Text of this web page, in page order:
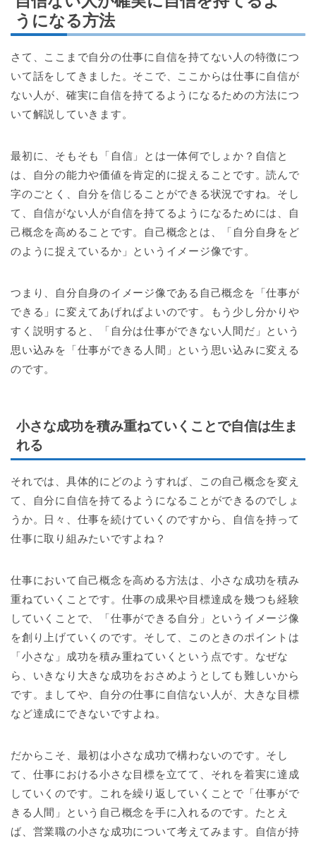
うになる方法
さて、ここまで自分の仕事に自信を持てない人の特徴につ
いて話をしてきました。そこで、ここからは仕事に自信が
ない人が、確実に自信を持てるようになるための方法につ
いて解説していきます。
最初に、そもそも「自信」とは一体何でしょか？自信と
は、自分の能力や価値を肯定的に捉えることです。読んで
字のごとく、自分を信じることができる状況ですね。そし
て、自信がない人が自信を持てるようになるためには、自
己概念を高めることです。自己概念とは、「自分自身をど
のように捉えているか」というイメージ像です。
つまり、自分自身のイメージ像である自己概念を「仕事が
できる」に変えてあげればよいのです。もう少し分かりや
すく説明すると、「自分は仕事ができない人間だ」という
思い込みを「仕事ができる人間」という思い込みに変える
のです。
小さな成功を積み重ねていくことで自信は生ま
れる
それでは、具体的にどのようすれば、この自己概念を変え
て、自分に自信を持てるようになることができるのでしょ
うか。日々、仕事を続けていくのですから、自信を持って
仕事に取り組みたいですよね？
仕事において自己概念を高める方法は、小さな成功を積み
重ねていくことです。仕事の成果や目標達成を幾つも経験
していくことで、「仕事ができる自分」というイメージ像
を創り上げていくのです。そして、このときのポイントは
「小さな」成功を積み重ねていくという点です。なぜな
ら、いきなり大きな成功をおさめようとしても難しいから
です。ましてや、自分の仕事に自信ない人が、大きな目標
など達成にできないですよね。
だからこそ、最初は小さな成功で構わないのです。そし
て、仕事における小さな目標を立てて、それを着実に達成
していくのです。これを繰り返していくことで「仕事がで
きる人間」という自己概念を手に入れるのです。たとえ
ば、営業職の小さな成功について考えてみます。自信が持